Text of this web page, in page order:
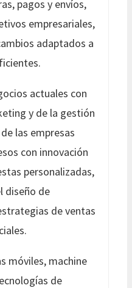
pagos y envíos,
empresariales,
adaptados a
actuales con
y de la gestión
las empresas
con innovación
personalizadas,
diseño de
de ventas
móviles, machine
de